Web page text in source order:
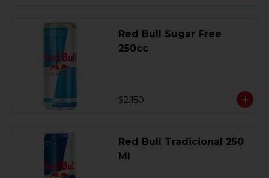
Red Bull Sugar Free
250cc
$2.150
Red Bull Tradicional 250
Ml